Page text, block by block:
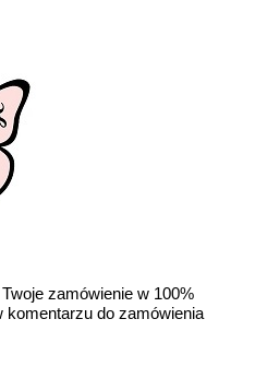
zamówienie w 100%
do zamówienia